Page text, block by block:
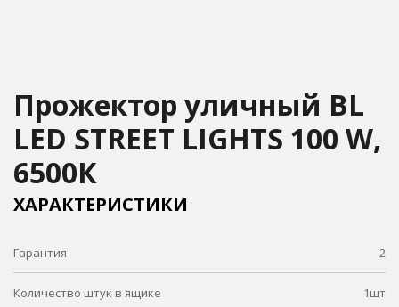
Прожектор уличный BL
LED STREET LIGHTS 100 W,
6500К
ХАРАКТЕРИСТИКИ
Гарантия 2
Количество штук в ящике 1шт